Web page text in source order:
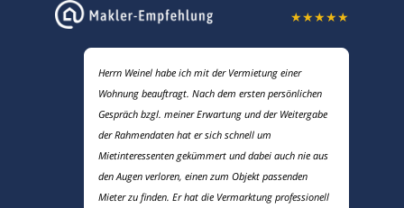
★
★
★
★
★
Herrn Weinel habe ich mit der Vermietung einer
Wohnung beauftragt. Nach dem ersten persönlichen
Gespräch bzgl. meiner Erwartung und der Weitergabe
der Rahmendaten hat er sich schnell um
Mietinteressenten gekümmert und dabei auch nie aus
den Augen verloren, einen zum Objekt passenden
Mieter zu finden. Er hat die Vermarktung professionell